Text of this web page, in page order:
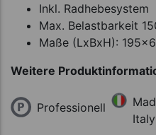
Inkl. Radhebesystem
Max. Belastbarkeit
Maße (LxBxH):
Weitere
Professionell
Italy